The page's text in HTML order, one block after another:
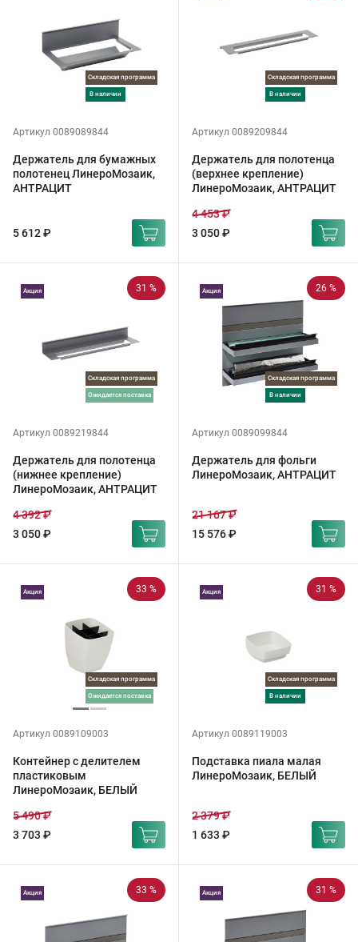
Складская программа
в наличии
Артикул 0089089844
Держатель для бумажных
полотенец ЛинероМозаик,
АНТРАЦИТ
5 612 ₽
Складская программа
в наличии
Артикул 0089209844
Держатель для полотенца
(верхнее крепление)
ЛинероМозаик, АНТРАЦИТ
3 050 ₽
4 453 ₽
31 %
Складская программа
ожидается поставка
Акция
Артикул 0089219844
Держатель для полотенца
(нижнее крепление)
ЛинероМозаик, АНТРАЦИТ
3 050 ₽
4 392 ₽
26 %
Складская программа
в наличии
Акция
Артикул 0089099844
Держатель для фольги
ЛинероМозаик, АНТРАЦИТ
15 576 ₽
21 167 ₽
33 %
Складская программа
ожидается поставка
Акция
Артикул 0089109003
Контейнер с делителем
пластиковым
ЛинероМозаик, БЕЛЫЙ
3 703 ₽
5 490 ₽
31 %
Складская программа
в наличии
Акция
Артикул 0089119003
Подставка пиала малая
ЛинероМозаик, БЕЛЫЙ
1 633 ₽
2 379 ₽
33 %
Акция 31 %
Акция